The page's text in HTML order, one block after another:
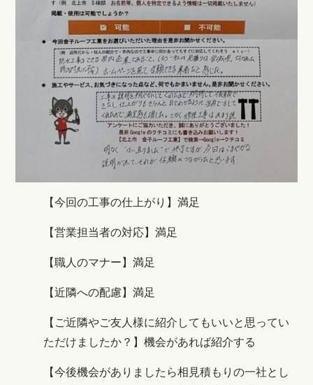
【今回の工事の仕上がり】満足
【営業担当者の対応】満足
【職人のマナー】満足
【近隣への配慮】満足
【ご近隣やご友人様に紹介してもいいと思ってい
ただけましたか？】機会があれば紹介する
【今後機会がありましたら相見積もりの一社とし